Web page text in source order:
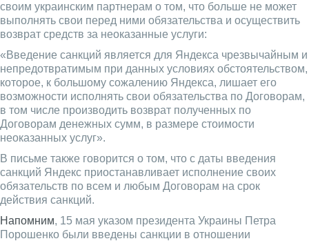
своим украинским партнерам о том, что больше не может
выполнять свои перед ними обязательства и осуществить
возврат средств за неоказанные услуги:
«Введение санкций является для Яндекса чрезвычайным и
непредотвратимым при данных условиях обстоятельством,
которое, к большому сожалению Яндекса, лишает его
возможности исполнять свои обязательства по Договорам,
в том числе производить возврат полученных по
Договорам денежных сумм, в размере стоимости
неоказанных услуг».
В письме также говорится о том, что с даты введения
санкций Яндекс приостанавливает исполнение своих
обязательств по всем и любым Договорам на срок
действия санкций.
Напомним, 15 мая указом президента Украины Петра
Порошенко были введены санкции в отношении